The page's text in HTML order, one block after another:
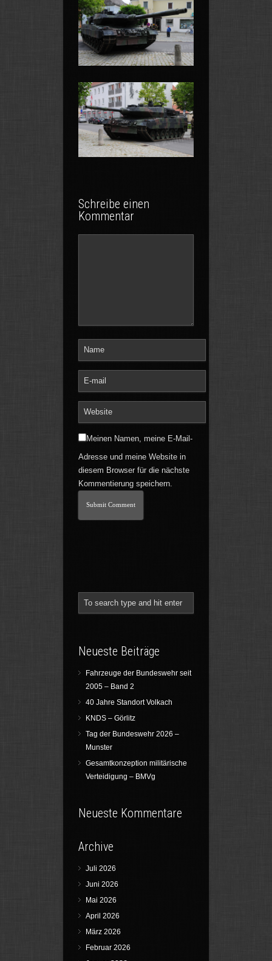
Schreibe einen
Kommentar
Meinen Namen, meine E-Mail-
Adresse und meine Website in
diesem Browser für die nächste
Kommentierung speichern.
Neueste Beiträge
Fahrzeuge der Bundeswehr seit
2005 – Band 2
40 Jahre Standort Volkach
KNDS – Görlitz
Tag der Bundeswehr 2026 –
Munster
Gesamtkonzeption militärische
Verteidigung – BMVg
Neueste Kommentare
Archive
Juli 2026
Juni 2026
Mai 2026
April 2026
März 2026
Februar 2026